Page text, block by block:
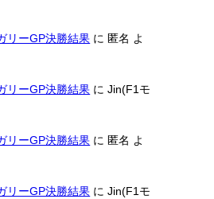
リーGP決勝結果 に 匿名 よ
リーGP決勝結果 にJin(F1モ
リーGP決勝結果 に 匿名 よ
リーGP決勝結果 にJin(F1モ